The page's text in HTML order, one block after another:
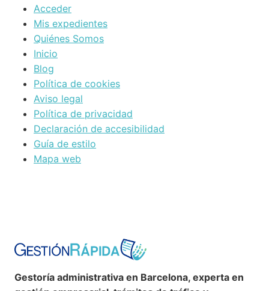
Acceder
Mis expedientes
Quiénes Somos
Inicio
Blog
Política de cookies
Aviso legal
Política de privacidad
Declaración de accesibilidad
Guía de estilo
Mapa web
Gestoría administrativa en Barcelona, experta en